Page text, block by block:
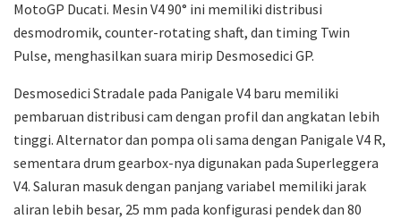
MotoGP Ducati. Mesin V4 90° ini memiliki distribusi
desmodromik, counter-rotating shaft, dan timing Twin
Pulse, menghasilkan suara mirip Desmosedici GP.
Desmosedici Stradale pada Panigale V4 baru memiliki
pembaruan distribusi cam dengan profil dan angkatan lebih
tinggi. Alternator dan pompa oli sama dengan Panigale V4 R,
sementara drum gearbox-nya digunakan pada Superleggera
V4. Saluran masuk dengan panjang variabel memiliki jarak
aliran lebih besar, 25 mm pada konfigurasi pendek dan 80